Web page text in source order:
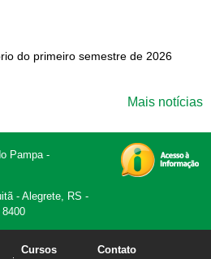
do primeiro semestre de 2026
Mais notícias
Pampa -
- Alegrete, RS -
Cursos Contato